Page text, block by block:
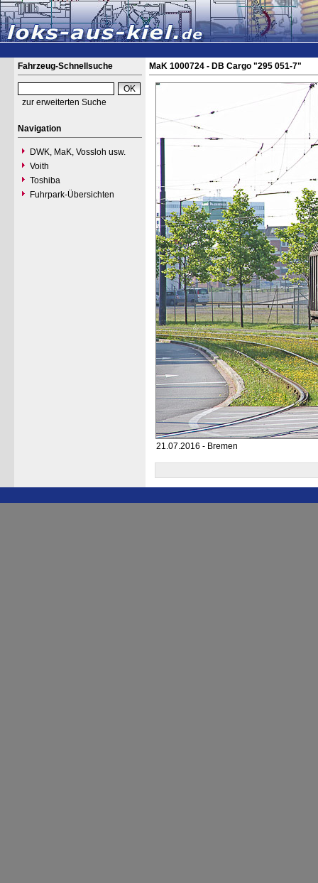
Fahrzeug-Schnellsuche
zur erweiterten Suche
Navigation
DWK, MaK, Vossloh usw.
Voith
Toshiba
Fuhrpark-Übersichten
MaK 1000724 - DB Cargo "295 051-7"
21.07.2016 - Bremen